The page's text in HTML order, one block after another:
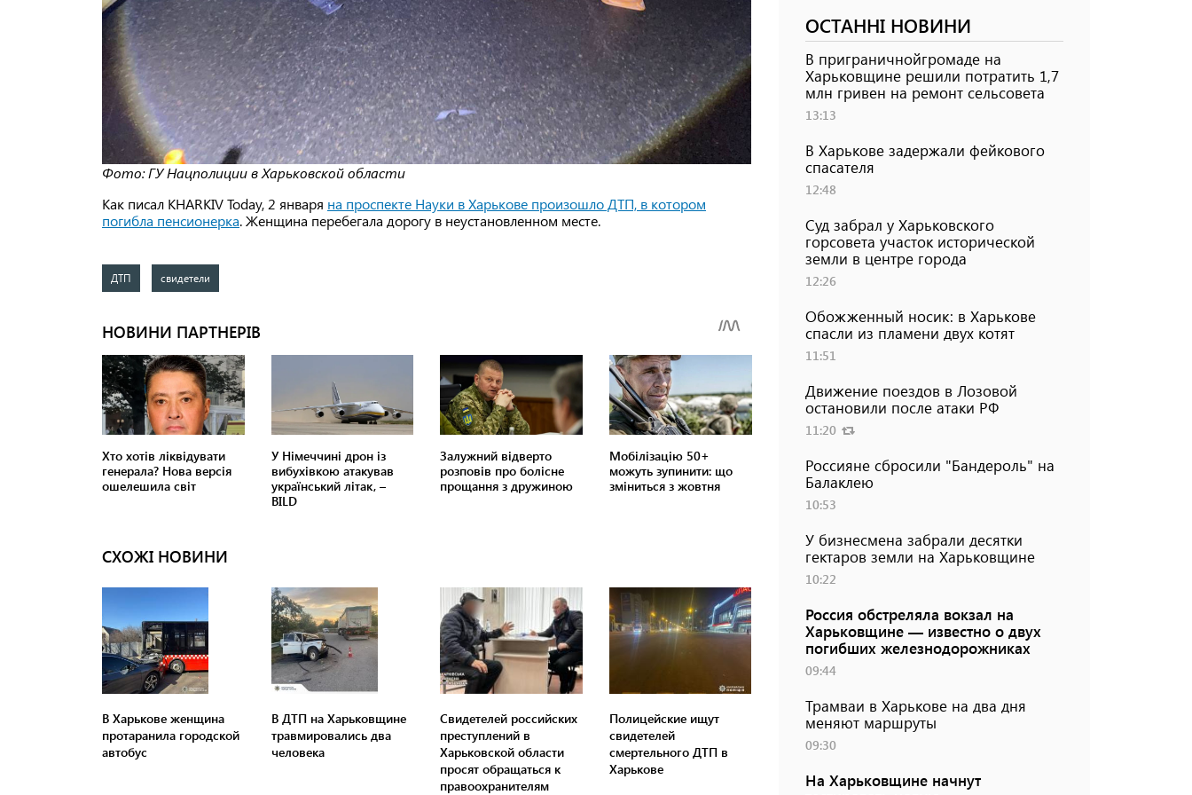
Фото: ГУ Нацполиции в Харьковской области
Как писал KHARKIV Today, 2 января на проспекте Науки в Харькове произошло ДТП, в котором
погибла пенсионерка. Женщина перебегала дорогу в неустановленном месте.
ДТП свидетели
СХОЖІ НОВИНИ
В Харькове женщина
протаранила городской
автобус
В ДТП на Харьковщине
травмировались два
человека
Свидетелей российских
преступлений в
Харьковской области
просят обращаться к
правоохранителям
Полицейские ищут
свидетелей
смертельного ДТП в
Харькове
ОСТАННІ НОВИНИ
В приграничнойгромаде на
Харьковщине решили потратить 1,7
млн ​​гривен на ремонт сельсовета
13:13
В Харькове задержали фейкового
спасателя
12:48
Суд забрал у Харьковского
горсовета участок исторической
земли в центре города
12:26
Обожженный носик: в Харькове
спасли из пламени двух котят
11:51
Движение поездов в Лозовой
остановили после атаки РФ
11:20
Россияне сбросили "Бандероль" на
Балаклею
10:53
У бизнесмена забрали десятки
гектаров земли на Харьковщине
10:22
Россия обстреляла вокзал на
Харьковщине — известно о двух
погибших железнодорожниках
09:44
Трамваи в Харькове на два дня
меняют маршруты
09:30
На Харьковщине начнут